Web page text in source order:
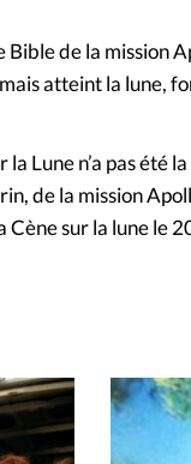
Bible de la mission
atteint la lune,
Lune n’a pas été
de la mission
Cène sur la lune le